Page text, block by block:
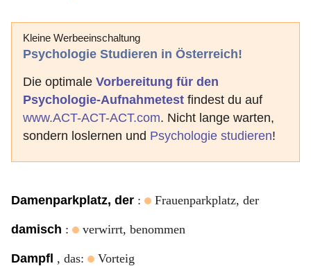
Kleine Werbeeinschaltung
Psychologie Studieren in Österreich!
Die optimale Vorbereitung für den
Psychologie-Aufnahmetest findest du auf
www.ACT-ACT-ACT.com. Nicht lange warten,
sondern loslernen und Psychologie studieren!
Damenparkplatz, der : Frauenparkplatz, der
damisch : verwirrt, benommen
Dampfl , das: Vorteig